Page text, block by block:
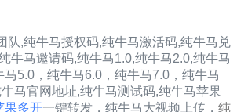
队,纯牛马授权码,纯牛马激活码,纯牛马兑
牛马邀请码,纯牛马1.0,纯牛马2.0,纯牛马
马5.0， 纯牛马6.0， 纯牛马7.0， 纯牛马
马官网地址,纯牛马测试码,纯牛马苹果
果多开一键转发，纯牛马大视频上传， 纯